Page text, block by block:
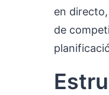
en
de